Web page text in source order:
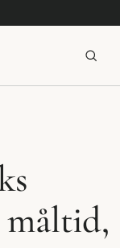
måltid,